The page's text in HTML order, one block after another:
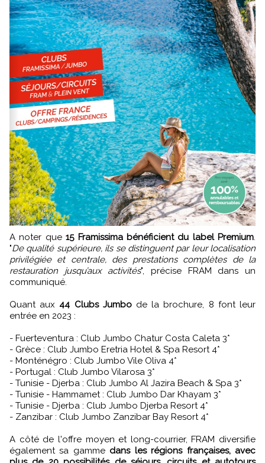
A noter que15 Framissima bénéficient du label Premium.
"De qualité supérieure, ils se distinguent par leur localisation
privilégiée et centrale, des prestations complètes de la
restauration jusqu’aux activités", précise FRAM dans un
communiqué.
Quant aux44 Clubs Jumbode la brochure, 8 font leur
entrée en 2023 :
- Fuerteventura : Club Jumbo Chatur Costa Caleta 3*
- Grèce : Club Jumbo Eretria Hotel & Spa Resort 4*
- Monténégro : Club Jumbo Vile Oliva 4*
- Portugal : Club Jumbo Vilarosa 3*
- Tunisie - Djerba : Club Jumbo Al Jazira Beach & Spa 3*
- Tunisie - Hammamet : Club Jumbo Dar Khayam 3*
- Tunisie - Djerba : Club Jumbo Djerba Resort 4*
- Zanzibar : Club Jumbo Zanzibar Bay Resort 4*
A côté de l'offre moyen et long-courrier, FRAM diversifie
également sa gamme dans les régions françaises, avec